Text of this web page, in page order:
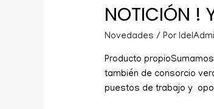
NOTICIÓN !
Novedades / Por
Producto
también de consorcio
puestos de trabajo y